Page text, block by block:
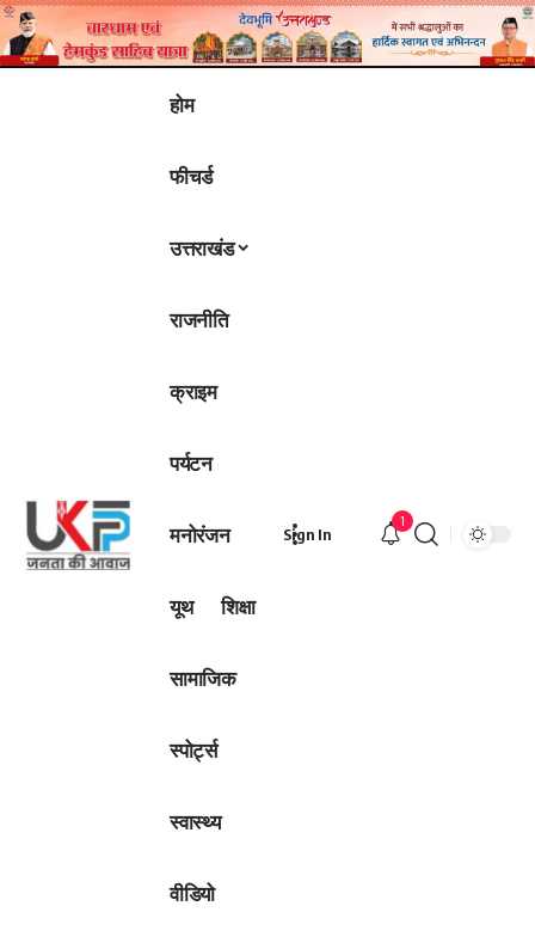
होम
फीचर्ड
उत्तराखंड
राजनीति
क्राइम
पर्यटन
मनोरंजन
यूथ शिक्षा
सामाजिक
स्पोर्ट्स
स्वास्थ्य
वीडियो
Sign In
1